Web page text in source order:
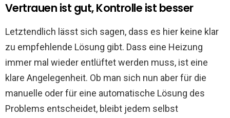
Vertrauen ist gut, Kontrolle ist besser
Letztendlich lässt sich sagen, dass es hier keine klar
zu empfehlende Lösung gibt. Dass eine Heizung
immer mal wieder entlüftet werden muss, ist eine
klare Angelegenheit. Ob man sich nun aber für die
manuelle oder für eine automatische Lösung des
Problems entscheidet, bleibt jedem selbst